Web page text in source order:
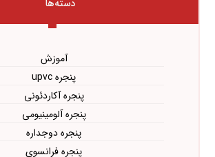
دسته‌ها
آموزش
پنجره upvc
پنجره آکاردئونی
پنجره آلومینیومی
پنجره دوجداره
پنجره فرانسوی